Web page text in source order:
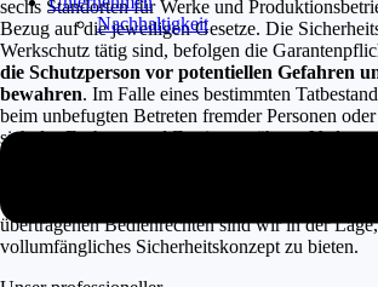
Nachhaltigkeit
sechs Standorten für Werke und
Bezug auf die jeweiligen Gesetze. Die
Werkschutz tätig sind, befolgen die
die Schutzperson vor potentiellen Gefahren
bewahren. Im Falle eines bestimmten
beim unbefugten Betreten fremder Personen
sich das Fachpersonal Zutritt gewähren.
Rechte, wie dem Hausrecht, dem
übertragenen Bedienrechten sind wir in der
vollumfängliches Sicherheitskonzept zu bieten.